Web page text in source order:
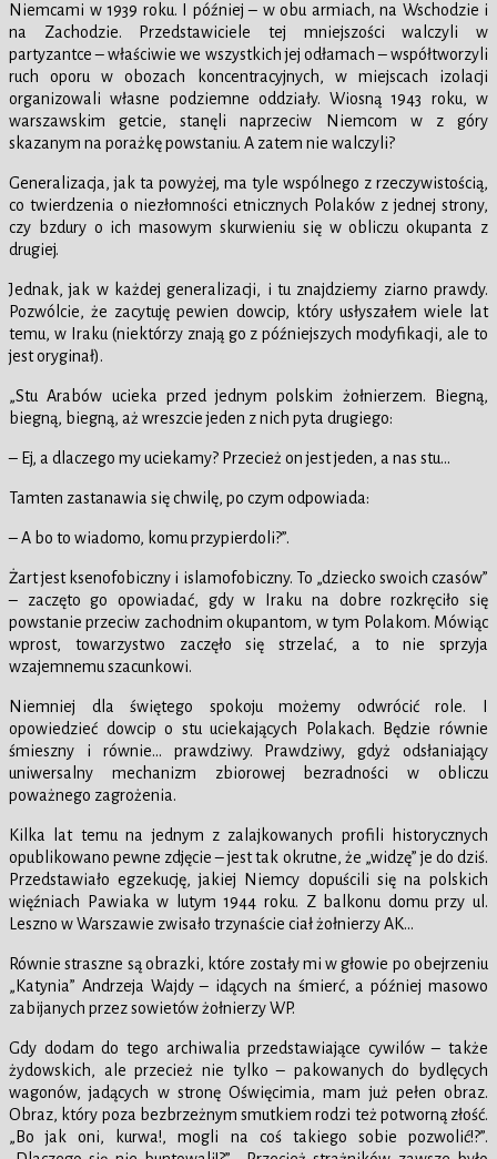
Niemcami w 1939 roku. I później – w obu armiach, na Wschodzie i
na Zachodzie. Przedstawiciele tej mniejszości walczyli w
partyzantce – właściwie we wszystkich jej odłamach – współtworzyli
ruch oporu w obozach koncentracyjnych, w miejscach izolacji
organizowali własne podziemne oddziały. Wiosną 1943 roku, w
warszawskim getcie, stanęli naprzeciw Niemcom w z góry
skazanym na porażkę powstaniu. A zatem nie walczyli?
Generalizacja, jak ta powyżej, ma tyle wspólnego z rzeczywistością,
co twierdzenia o niezłomności etnicznych Polaków z jednej strony,
czy bzdury o ich masowym skurwieniu się w obliczu okupanta z
drugiej.
Jednak, jak w każdej generalizacji, i tu znajdziemy ziarno prawdy.
Pozwólcie, że zacytuję pewien dowcip, który usłyszałem wiele lat
temu, w Iraku (niektórzy znają go z późniejszych modyfikacji, ale to
jest oryginał).
„Stu Arabów ucieka przed jednym polskim żołnierzem. Biegną,
biegną, biegną, aż wreszcie jeden z nich pyta drugiego:
– Ej, a dlaczego my uciekamy? Przecież on jest jeden, a nas stu…
Tamten zastanawia się chwilę, po czym odpowiada:
– A bo to wiadomo, komu przypierdoli?”.
Żart jest ksenofobiczny i islamofobiczny. To „dziecko swoich czasów”
– zaczęto go opowiadać, gdy w Iraku na dobre rozkręciło się
powstanie przeciw zachodnim okupantom, w tym Polakom. Mówiąc
wprost, towarzystwo zaczęło się strzelać, a to nie sprzyja
wzajemnemu szacunkowi.
Niemniej dla świętego spokoju możemy odwrócić role. I
opowiedzieć dowcip o stu uciekających Polakach. Będzie równie
śmieszny i równie… prawdziwy. Prawdziwy, gdyż odsłaniający
uniwersalny mechanizm zbiorowej bezradności w obliczu
poważnego zagrożenia.
Kilka lat temu na jednym z zalajkowanych profili historycznych
opublikowano pewne zdjęcie – jest tak okrutne, że „widzę” je do dziś.
Przedstawiało egzekucję, jakiej Niemcy dopuścili się na polskich
więźniach Pawiaka w lutym 1944 roku. Z balkonu domu przy ul.
Leszno w Warszawie zwisało trzynaście ciał żołnierzy AK…
Równie straszne są obrazki, które zostały mi w głowie po obejrzeniu
„Katynia” Andrzeja Wajdy – idących na śmierć, a później masowo
zabijanych przez sowietów żołnierzy WP.
Gdy dodam do tego archiwalia przedstawiające cywilów – także
żydowskich, ale przecież nie tylko – pakowanych do bydlęcych
wagonów, jadących w stronę Oświęcimia, mam już pełen obraz.
Obraz, który poza bezbrzeżnym smutkiem rodzi też potworną złość.
„Bo jak oni, kurwa!, mogli na coś takiego sobie pozwolić!?”.